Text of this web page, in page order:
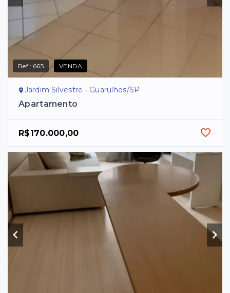
Ref.: 665 VENDA
Jardim Silvestre - Guarulhos/SP
Apartamento
R$170.000,00